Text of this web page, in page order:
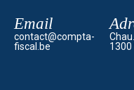
Email
contact@compta-
fiscal.be
1300